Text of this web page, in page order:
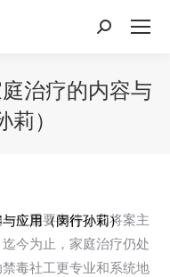
搜
治疗的内容与
）
应用（闵行孙莉）
个重要事件，它将案主
今为止，家庭治疗仍处
毒社工更专业和系统地